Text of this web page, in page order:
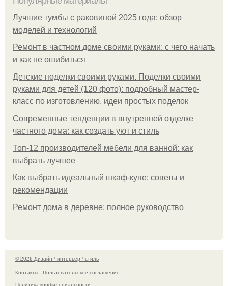
Лучшие тумбы с раковиной 2025 года: обзор
моделей и технологий
Ремонт в частном доме своими руками: с чего начать
и как не ошибиться
Детские поделки своими руками. Поделки своими
руками для детей (120 фото): подробный мастер-
класс по изготовлению, идеи простых поделок
Современные тенденции в внутренней отделке
частного дома: как создать уют и стиль
Топ-12 производителей мебели для ванной: как
выбрать лучшее
Как выбрать идеальный шкаф-купе: советы и
рекомендации
Ремонт дома в деревне: полное руководство
© 2026 Дизайн / интерьер / стиль
Контакты
Пользовательское соглашение
Политика конфидециальности